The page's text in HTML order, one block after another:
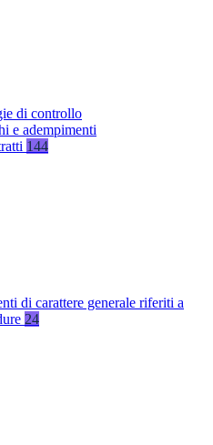
di controllo
e adempimenti
144
di carattere generale riferiti a
24